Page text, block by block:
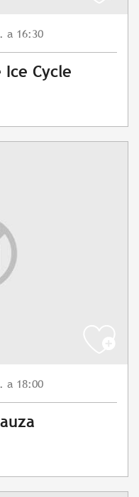
a 16:30
Ice Cycle
a 18:00